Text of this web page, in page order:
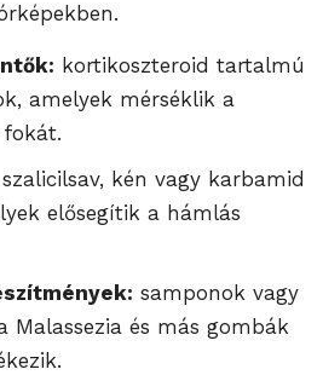
kortikoszteroid tartalmú
amelyek mérséklik a
szalicilsav, kén vagy karbamid
elősegítik a hámlás
samponok vagy
Malassezia és más gombák